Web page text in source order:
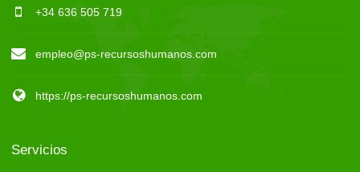
+34 636 505 719
empleo@ps-recursoshumanos.com
https://ps-recursoshumanos.com
Servicios